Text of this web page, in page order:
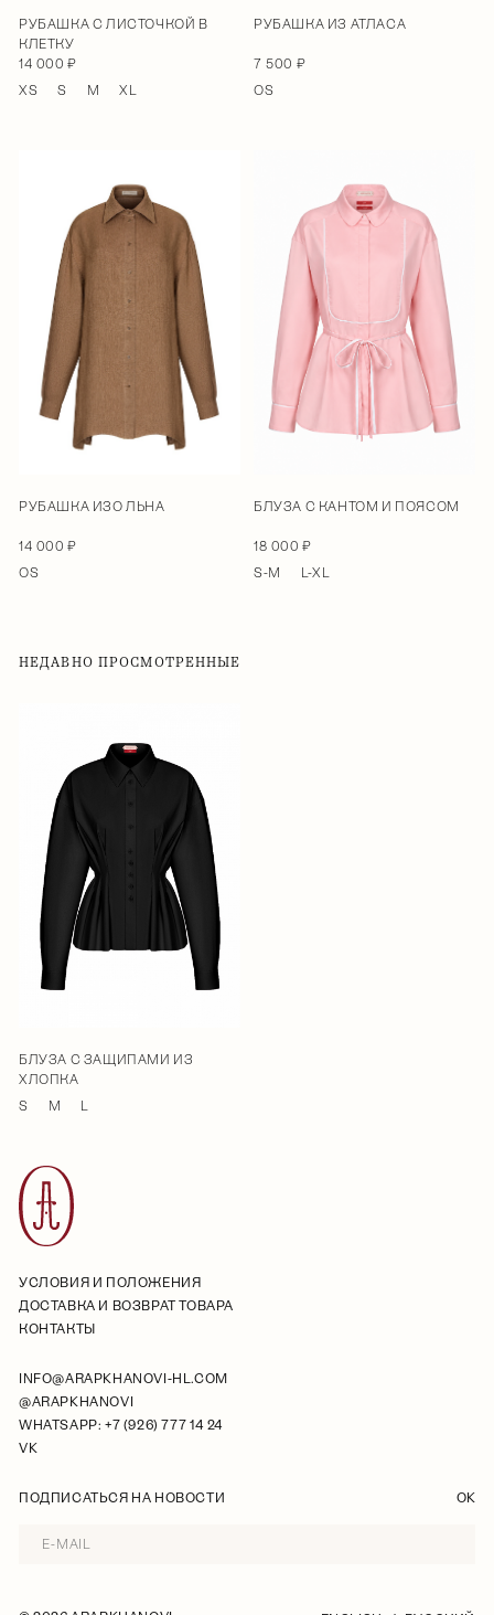
РУБАШКА С ЛИСТОЧКОЙ В
КЛЕТКУ
14 000 ₽
XS
S M XL
РУБАШКА ИЗ АТЛАСА
7 500 ₽
OS
РУБАШКА ИЗО ЛЬНА
14 000 ₽
OS
БЛУЗА С КАНТОМ И ПОЯСОМ
18 000 ₽
S-M
L-XL
НЕДАВНО ПРОСМОТРЕННЫЕ
БЛУЗА С ЗАЩИПАМИ ИЗ
ХЛОПКА
S
M L
УСЛОВИЯ И ПОЛОЖЕНИЯ
ДОСТАВКА И ВОЗВРАТ ТОВАРА
КОНТАКТЫ
INFO@ARAPKHANOVI-HL.COM
@ARAPKHANOVI
WHATSAPP: +7 (926) 777 14 24
VK
ПОДПИСАТЬСЯ НА НОВОСТИ OK